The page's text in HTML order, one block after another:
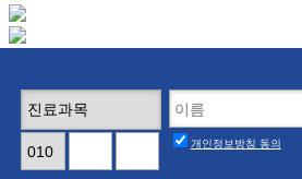
개인정보방침 동의